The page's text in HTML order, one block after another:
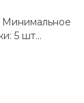
Минимальное
5 шт...